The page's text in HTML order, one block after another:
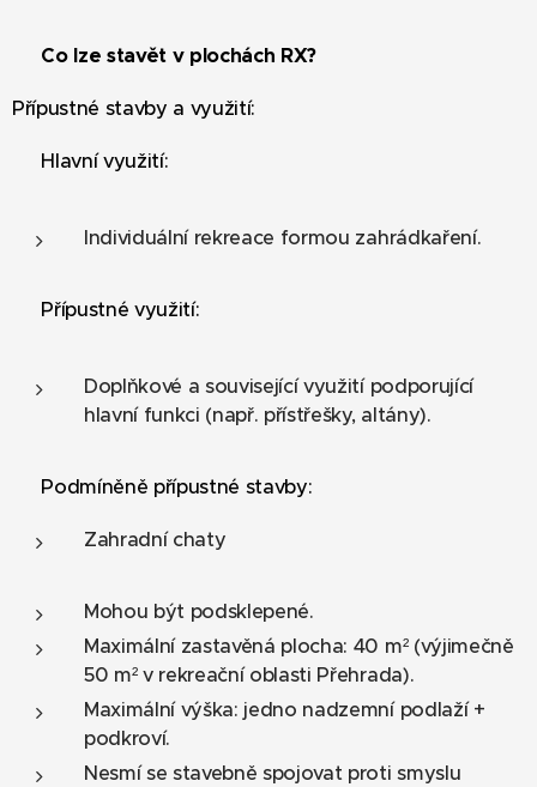
✅ Co lze stavět v plochách RX?
Přípustné stavby a využití:
✔ Hlavní využití:
Individuální rekreace formou zahrádkaření.
✔ Přípustné využití:
Doplňkové a související využití podporující
hlavní funkci (např. přístřešky, altány).
✔ Podmíněně přípustné stavby:
Zahradní chaty
Mohou být podsklepené.
Maximální zastavěná plocha: 40 m² (výjimečně
50 m² v rekreační oblasti Přehrada).
Maximální výška: jedno nadzemní podlaží +
podkroví.
Nesmí se stavebně spojovat proti smyslu